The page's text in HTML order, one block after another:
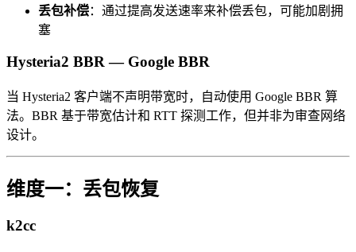
丢包补偿：通过提高发送速率来补偿丢包，可能加剧拥
塞
Hysteria2 BBR — Google BBR
当 Hysteria2 客户端不声明带宽时，自动使用 Google BBR 算
法。BBR 基于带宽估计和 RTT 探测工作，但并非为审查网络
设计。
维度一：丢包恢复
k2cc